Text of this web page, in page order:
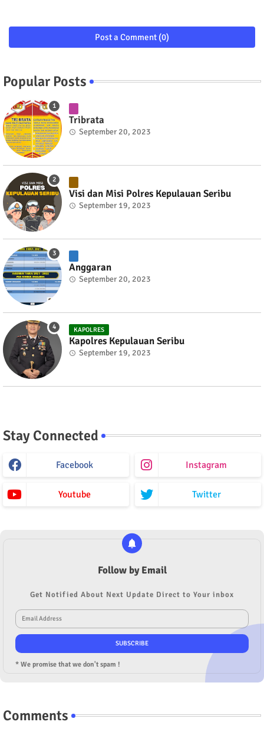
Post a Comment (0)
Popular Posts
Tribrata
September 20, 2023
Visi dan Misi Polres Kepulauan Seribu
September 19, 2023
Anggaran
September 20, 2023
KAPOLRES
Kapolres Kepulauan Seribu
September 19, 2023
Stay Connected
Facebook Instagram
Youtube Twitter
Follow by Email
Get Notified About Next Update Direct to Your inbox
* We promise that we don't spam !
Comments